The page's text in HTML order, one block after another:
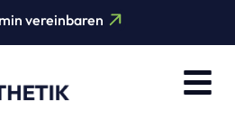
vereinbaren